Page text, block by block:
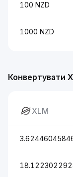
Конвертувати
XLM
100 NZD
1000 NZD